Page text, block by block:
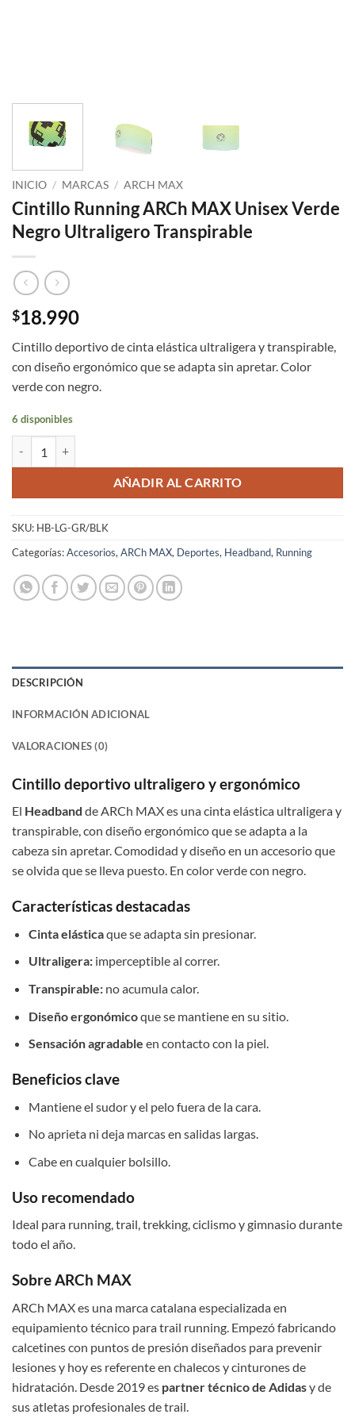
INICIO / MARCAS / ARCH MAX
Cintillo Running ARCh MAX Unisex Verde
Negro Ultraligero Transpirable
$18.990
Cintillo deportivo de cinta elástica ultraligera y transpirable,
con diseño ergonómico que se adapta sin apretar. Color
verde con negro.
6 disponibles
AÑADIR AL CARRITO
SKU: HB-LG-GR/BLK
Categorías:Accesorios, ARCh MAX, Deportes, Headband, Running
DESCRIPCIÓN
INFORMACIÓN ADICIONAL
VALORACIONES (0)
Cintillo deportivo ultraligero y ergonómico
El Headband de ARCh MAX es una cinta elástica ultraligera y
transpirable, con diseño ergonómico que se adapta a la
cabeza sin apretar. Comodidad y diseño en un accesorio que
se olvida que se lleva puesto. En color verde con negro.
Características destacadas
Cinta elásticaque se adapta sin presionar.
Ultraligera:imperceptible al correr.
Transpirable:no acumula calor.
Diseño ergonómicoque se mantiene en su sitio.
Sensación agradable en contacto con la piel.
Beneficios clave
Mantiene el sudor y el pelo fuera de la cara.
No aprieta ni deja marcas en salidas largas.
Cabe en cualquier bolsillo.
Uso recomendado
Ideal para running, trail, trekking, ciclismo y gimnasio durante
todo el año.
Sobre ARCh MAX
ARCh MAX es una marca catalana especializada en
equipamiento técnico para trail running. Empezó fabricando
calcetines con puntos de presión diseñados para prevenir
lesiones y hoy es referente en chalecos y cinturones de
hidratación. Desde 2019 es partner técnico de Adidasy de
sus atletas profesionales de trail.